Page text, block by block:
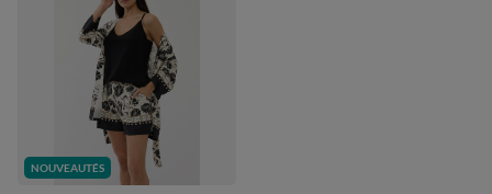
NOUVEAUTÉS